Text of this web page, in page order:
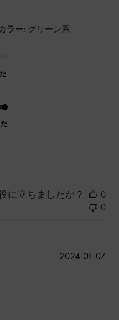
カラー: グリーン系
に立ちましたか？
0
0
公
2024-01-07